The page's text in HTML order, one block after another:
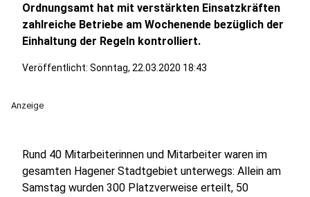
Ordnungsamt hat mit verstärkten Einsatzkräften
zahlreiche Betriebe am Wochenende bezüglich der
Einhaltung der Regeln kontrolliert.
Veröffentlicht: Sonntag, 22.03.2020 18:43
Anzeige
Rund 40 Mitarbeiterinnen und Mitarbeiter waren im
gesamten Hagener Stadtgebiet unterwegs: Allein am
Samstag wurden 300 Platzverweise erteilt, 50